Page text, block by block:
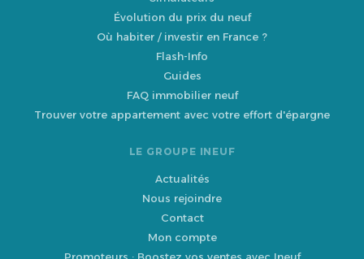
Évolution du prix du neuf
Où habiter / investir en France ?
Flash-Info
Guides
FAQ immobilier neuf
Trouver votre appartement avec votre effort d'épargne
LE GROUPE INEUF
Actualités
Nous rejoindre
Contact
Mon compte